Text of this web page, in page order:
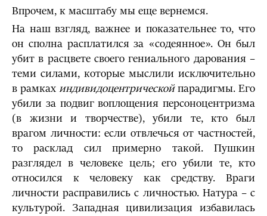
Впрочем, к масштабу мы еще вернемся.
На наш взгляд, важнее и показательнее то, что
он сполна расплатился за «содеянное». Он был
убит в расцвете своего гениального дарования –
теми силами, которые мыслили исключительно
в рамках индивидоцентрическойпарадигмы. Его
убили за подвиг воплощения персоноцентризма
(в жизни и творчестве), убили те, кто был
врагом личности: если отвлечься от частностей,
то расклад сил примерно такой. Пушкин
разглядел в человеке цель; его убили те, кто
относился к человеку как средству. Враги
личности расправились с личностью. Натура – с
культурой. Западная цивилизация избавилась